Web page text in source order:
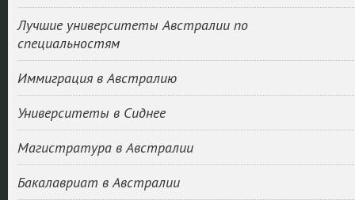
Лучшие университеты Австралии по
специальностям
Иммиграция в Австралию
Университеты в Сиднее
Магистратура в Австралии
Бакалавриат в Австралии